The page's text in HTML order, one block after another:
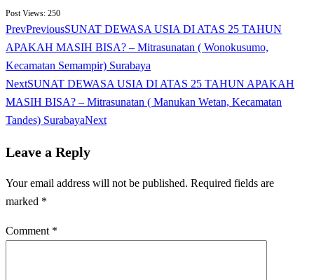
Post Views: 250
PrevPreviousSUNAT DEWASA USIA DI ATAS 25 TAHUN
APAKAH MASIH BISA? – Mitrasunatan ( Wonokusumo,
Kecamatan Semampir) Surabaya
NextSUNAT DEWASA USIA DI ATAS 25 TAHUN APAKAH
MASIH BISA? – Mitrasunatan ( Manukan Wetan, Kecamatan
Tandes) SurabayaNext
Leave a Reply
Your email address will not be published. Required fields are
marked *
Comment *